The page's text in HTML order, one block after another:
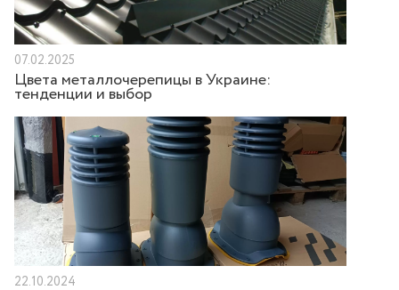
07.02.2025
Цвета металлочерепицы в Украине:
тенденции и выбор
22.10.2024